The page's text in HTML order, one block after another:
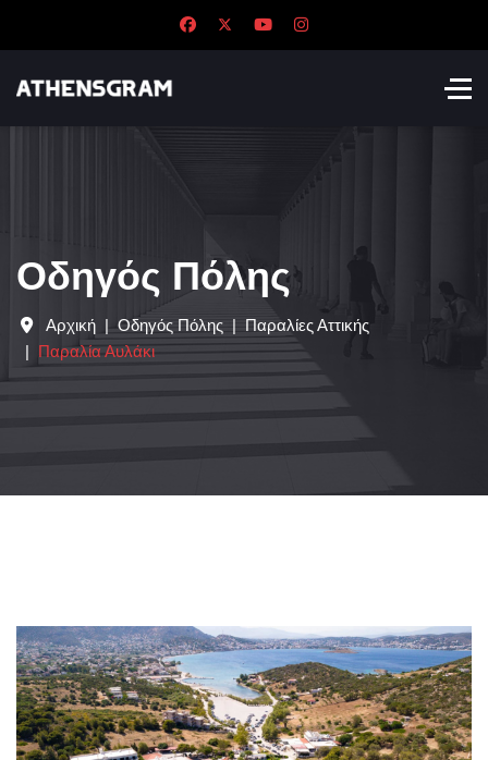
Οδηγός Πόλης
Αρχική Οδηγός Πόλης
Παραλίες Αττικής
Παραλία Αυλάκι